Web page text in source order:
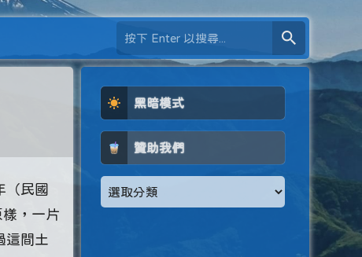
（民國
，一片
這間土
黑暗模式
贊助我們